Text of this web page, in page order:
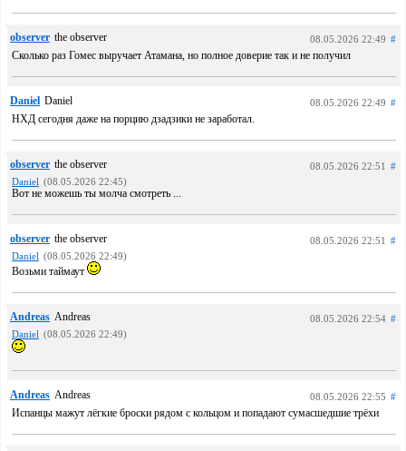
observer the observer 08.05.2026 22:49 #
Сколько раз Гомес выручает Атамана, но полное доверие так и не получил
Daniel Daniel 08.05.2026 22:49 #
НХД сегодня даже на порцию дзадзики не заработал.
observer the observer 08.05.2026 22:51 #
Daniel (08.05.2026 22:45)
Вот не можешь ты молча смотреть ...
observer the observer 08.05.2026 22:51 #
Daniel (08.05.2026 22:49)
Возьми таймаут
Andreas Andreas 08.05.2026 22:54 #
Daniel (08.05.2026 22:49)
Andreas Andreas 08.05.2026 22:55 #
Испанцы мажут лёгкие броски рядом с кольцом и попадают сумасшедшие трёхи